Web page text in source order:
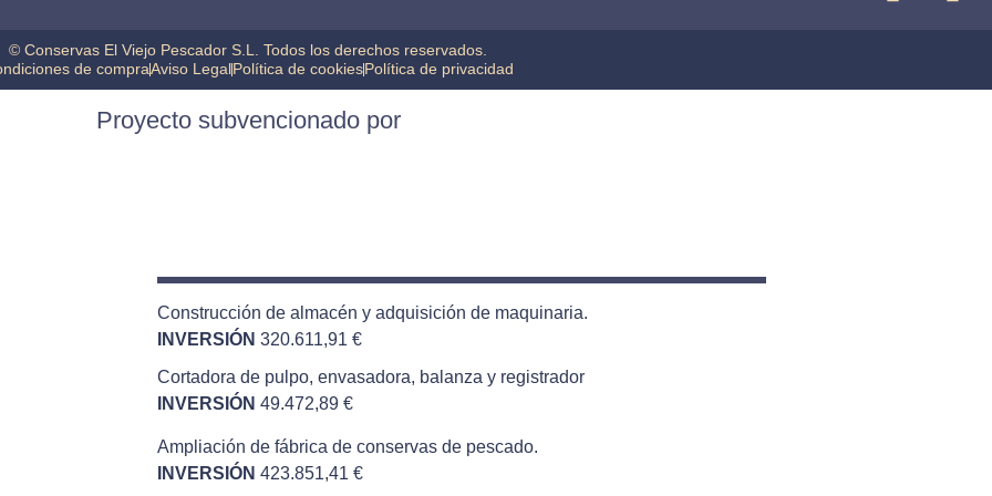
© Conservas El Viejo Pescador S.L. Todos los derechos reservados.
de compraAviso LegalPolítica de cookiesPolítica de privacidad
Proyecto subvencionado por
Construcción de almacén y adquisición de maquinaria.
INVERSIÓN 320.611,91 €
Cortadora de pulpo, envasadora, balanza y registrador
INVERSIÓN 49.472,89 €
Ampliación de fábrica de conservas de pescado.
INVERSIÓN 423.851,41 €